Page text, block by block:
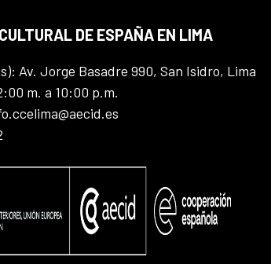
DE ESPAÑA EN LIMA
Av. Jorge Basadre 990, San Isidro, Lima
m. a 10:00 p.m.